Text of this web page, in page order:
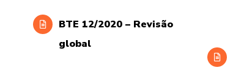
BTE 12/2020 – Revisão
global